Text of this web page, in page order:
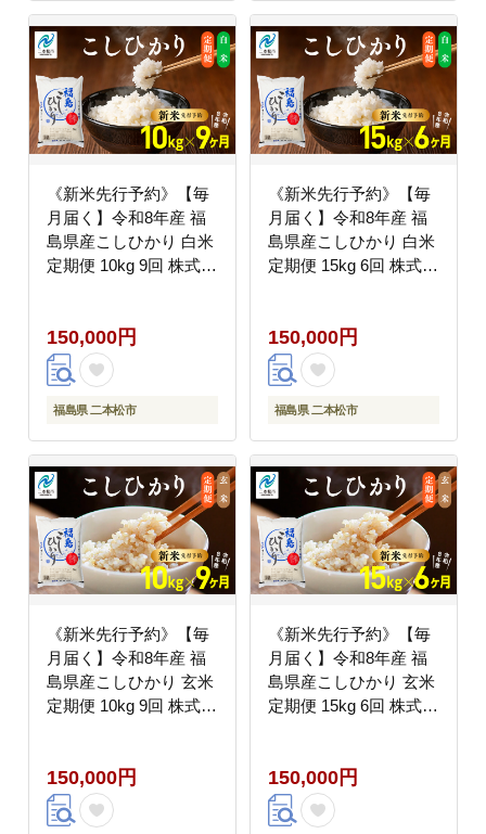
《新米先行予約》【毎
月届く】令和8年産 福
島県産こしひかり 白米
定期便 10kg 9回 株式会
150,000円
福島県 二本松市
《新米先行予約》【毎
月届く】令和8年産 福
島県産こしひかり 白米
定期便 15kg 6回 株式会
150,000円
福島県 二本松市
《新米先行予約》【毎
月届く】令和8年産 福
島県産こしひかり 玄米
定期便 10kg 9回 株式会
150,000円
《新米先行予約》【毎
月届く】令和8年産 福
島県産こしひかり 玄米
定期便 15kg 6回 株式会
150,000円